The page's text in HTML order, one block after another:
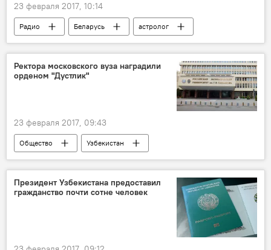
23 февраля 2017, 10:14
Радио Беларусь
астролог
затмение
Ректора московского вуза наградили
орденом "Дустлик"
23 февраля 2017, 09:43
Общество
Узбекистан
Виктор Гришин
РЭУ имени Плеханова
Университет
награждение
орден дружбы
"Дустлик"
Президент Узбекистана предоставил
гражданство почти сотне человек